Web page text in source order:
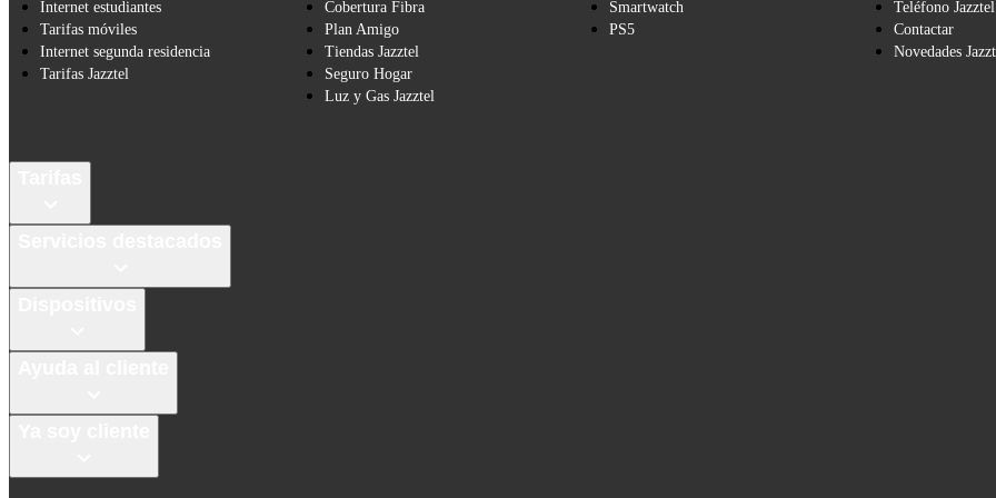
Internet estudiantes
Tarifas móviles
Internet segunda residencia
Tarifas Jazztel
Cobertura Fibra
Plan Amigo
Tiendas Jazztel
Seguro Hogar
Luz y Gas Jazztel
Smartwatch
PS5
Teléfono Jazztel
Contactar
Novedades